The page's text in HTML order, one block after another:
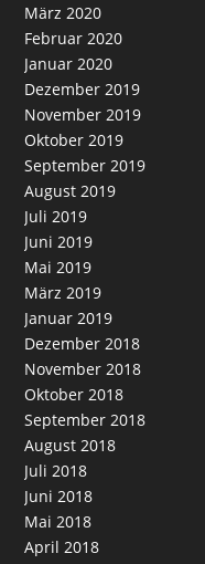
März 2020
Februar 2020
Januar 2020
Dezember 2019
November 2019
Oktober 2019
September 2019
August 2019
Juli 2019
Juni 2019
Mai 2019
März 2019
Januar 2019
Dezember 2018
November 2018
Oktober 2018
September 2018
August 2018
Juli 2018
Juni 2018
Mai 2018
April 2018